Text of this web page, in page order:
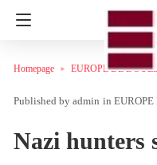
Homepage EUROPE DE
admin in EUROPE
Nazi hunters